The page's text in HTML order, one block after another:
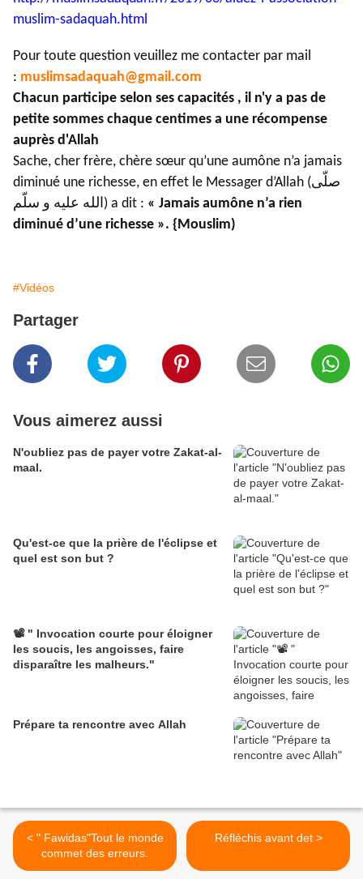
muslim-sadaquah.html
Pour toute question veuillez me contacter par mail
: muslimsadaquah@gmail.com
Chacun participe selon ses capacités , il n'y a pas de
petite sommes chaque centimes a une récompense
auprès d'Allah
Sache, cher frère, chère sœur qu’une aumône n’a jamais
diminué une richesse, en effet le Messager d’Allah (صلّى
الله عليه و سلّم) a dit : « Jamais aumône n’a rien
diminué d’une richesse ». {Mouslim)
#Vidéos
Partager
Vous aimerez aussi
N'oubliez pas de payer votre Zakat-al-
maal.
Qu'est-ce que la prière de l'éclipse et
quel est son but ?
📽️ " Invocation courte pour éloigner
les soucis, les angoisses, faire
disparaître les malheurs."
Prépare ta rencontre avec Allah
< " Fawidas"Tout le monde
commet des erreurs.
Réfléchis avant det >